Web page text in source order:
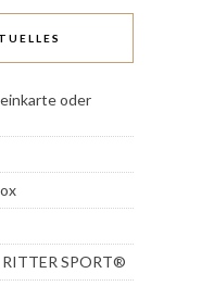
oder
SPORT®